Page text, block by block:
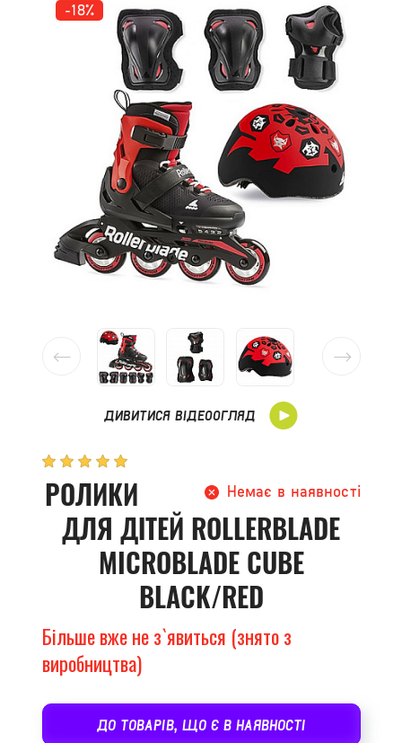
-18%
ДИВИТИСЯ ВІДЕООГЛЯД
Немає в наявності
РОЛИКИ
ДЛЯ ДІТЕЙ ROLLERBLADE
MICROBLADE CUBE
BLACK/RED
Більше вже не з`явиться (знято з
виробництва)
ДО ТОВАРІВ, ЩО Є В НАЯВНОСТІ